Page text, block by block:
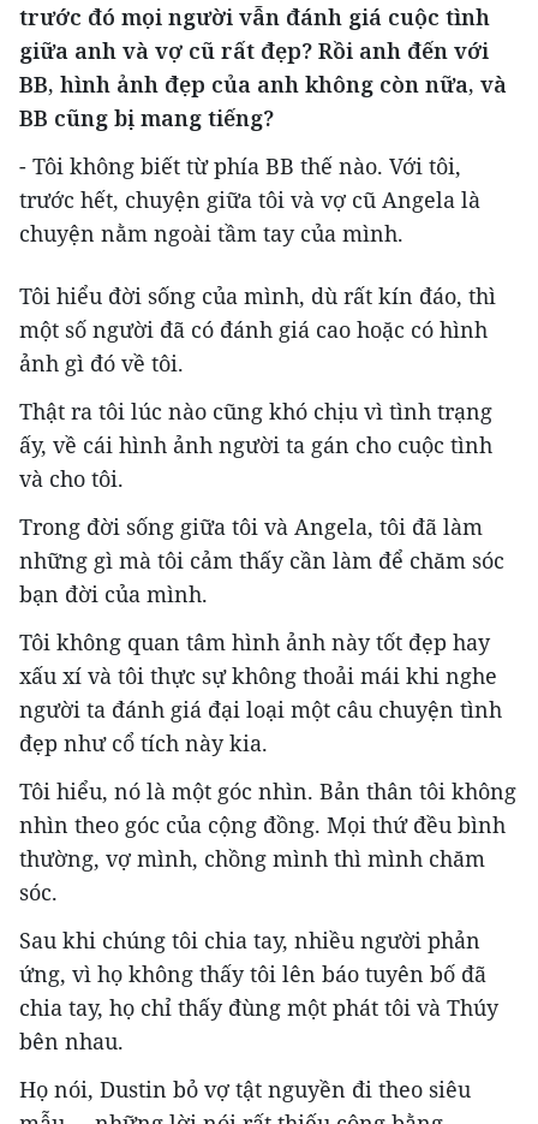
trước đó mọi người vẫn đánh giá cuộc tình
giữa anh và vợ cũ rất đẹp? Rồi anh đến với
BB, hình ảnh đẹp của anh không còn nữa, và
BB cũng bị mang tiếng?
- Tôi không biết từ phía BB thế nào. Với tôi,
trước hết, chuyện giữa tôi và vợ cũ Angela là
chuyện nằm ngoài tầm tay của mình.
Tôi hiểu đời sống của mình, dù rất kín đáo, thì
một số người đã có đánh giá cao hoặc có hình
ảnh gì đó về tôi.
Thật ra tôi lúc nào cũng khó chịu vì tình trạng
ấy, về cái hình ảnh người ta gán cho cuộc tình
và cho tôi.
Trong đời sống giữa tôi và Angela, tôi đã làm
những gì mà tôi cảm thấy cần làm để chăm sóc
bạn đời của mình.
Tôi không quan tâm hình ảnh này tốt đẹp hay
xấu xí và tôi thực sự không thoải mái khi nghe
người ta đánh giá đại loại một câu chuyện tình
đẹp như cổ tích này kia.
Tôi hiểu, nó là một góc nhìn. Bản thân tôi không
nhìn theo góc của cộng đồng. Mọi thứ đều bình
thường, vợ mình, chồng mình thì mình chăm
sóc.
Sau khi chúng tôi chia tay, nhiều người phản
ứng, vì họ không thấy tôi lên báo tuyên bố đã
chia tay, họ chỉ thấy đùng một phát tôi và Thúy
bên nhau.
Họ nói, Dustin bỏ vợ tật nguyền đi theo siêu